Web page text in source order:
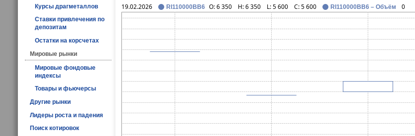
Курсы драгметаллов
Ставки привлечения по
депозитам
Остатки на корсчетах
Мировые рынки
Мировые фондовые
индексы
Товары и фьючерсы
Другие рынки
Лидеры роста и падения
Поиск котировок
19.02.2026 RI110000BB6 O:6 350 H:6 350 L:5 600 C:5 600 RI110000BB6 – Объём 0